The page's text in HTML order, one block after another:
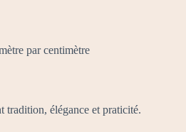
par centimètre
tradition, élégance et praticité.